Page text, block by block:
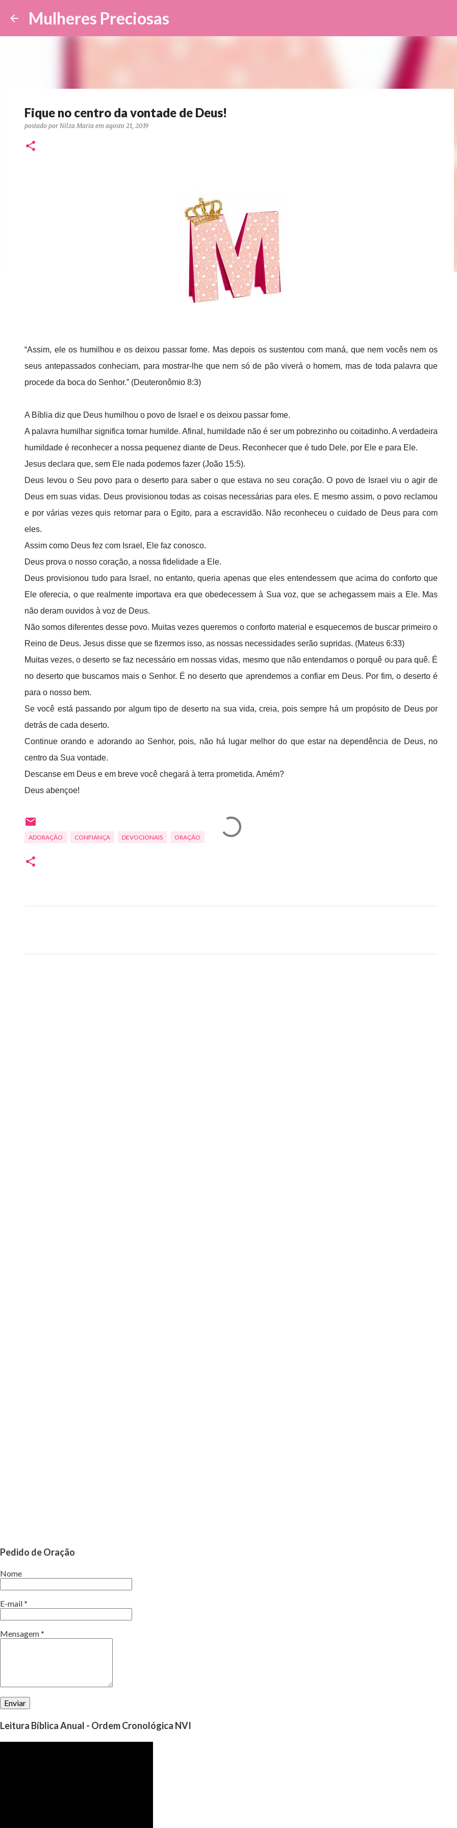
Mulheres Preciosas
Fique no centro da vontade de Deus!
postado por Nilza Maria em agosto 21, 2019
“Assim, ele os humilhou e os deixou passar fome. Mas depois os sustentou com maná, que nem vocês nem os
seus antepassados conheciam, para mostrar-lhe que nem só de pão viverá o homem, mas de toda palavra que
procede da boca do Senhor.” (Deuteronômio 8:3)
A Bíblia diz que Deus humilhou o povo de Israel e os deixou passar fome.
A palavra humilhar significa tornar humilde. Afinal, humildade não é ser um pobrezinho ou coitadinho. A verdadeira
humildade é reconhecer a nossa pequenez diante de Deus. Reconhecer que é tudo Dele, por Ele e para Ele.
Jesus declara que, sem Ele nada podemos fazer (João 15:5).
Deus levou o Seu povo para o deserto para saber o que estava no seu coração. O povo de Israel viu o agir de
Deus em suas vidas. Deus provisionou todas as coisas necessárias para eles. E mesmo assim, o povo reclamou
e por várias vezes quis retornar para o Egito, para a escravidão. Não reconheceu o cuidado de Deus para com
eles.
Assim como Deus fez com Israel, Ele faz conosco.
Deus prova o nosso coração, a nossa fidelidade a Ele.
Deus provisionou tudo para Israel, no entanto, queria apenas que eles entendessem que acima do conforto que
Ele oferecia, o que realmente importava era que obedecessem à Sua voz, que se achegassem mais a Ele. Mas
não deram ouvidos à voz de Deus.
Não somos diferentes desse povo. Muitas vezes queremos o conforto material e esquecemos de buscar primeiro o
Reino de Deus. Jesus disse que se fizermos isso, as nossas necessidades serão supridas. (Mateus 6:33)
Muitas vezes, o deserto se faz necessário em nossas vidas, mesmo que não entendamos o porquê ou para quê. É
no deserto que buscamos mais o Senhor. É no deserto que aprendemos a confiar em Deus. Por fim, o deserto é
para o nosso bem.
Se você está passando por algum tipo de deserto na sua vida, creia, pois sempre há um propósito de Deus por
detrás de cada deserto.
Continue orando e adorando ao Senhor, pois, não há lugar melhor do que estar na dependência de Deus, no
centro da Sua vontade.
Descanse em Deus e em breve você chegará à terra prometida. Amém?
Deus abençoe!
ADORAÇÃO CONFIANÇA DEVOCIONAIS ORAÇÃO
Pedido de Oração
Nome
E-mail *
Mensagem *
Leitura Bíblica Anual - Ordem Cronológica NVI